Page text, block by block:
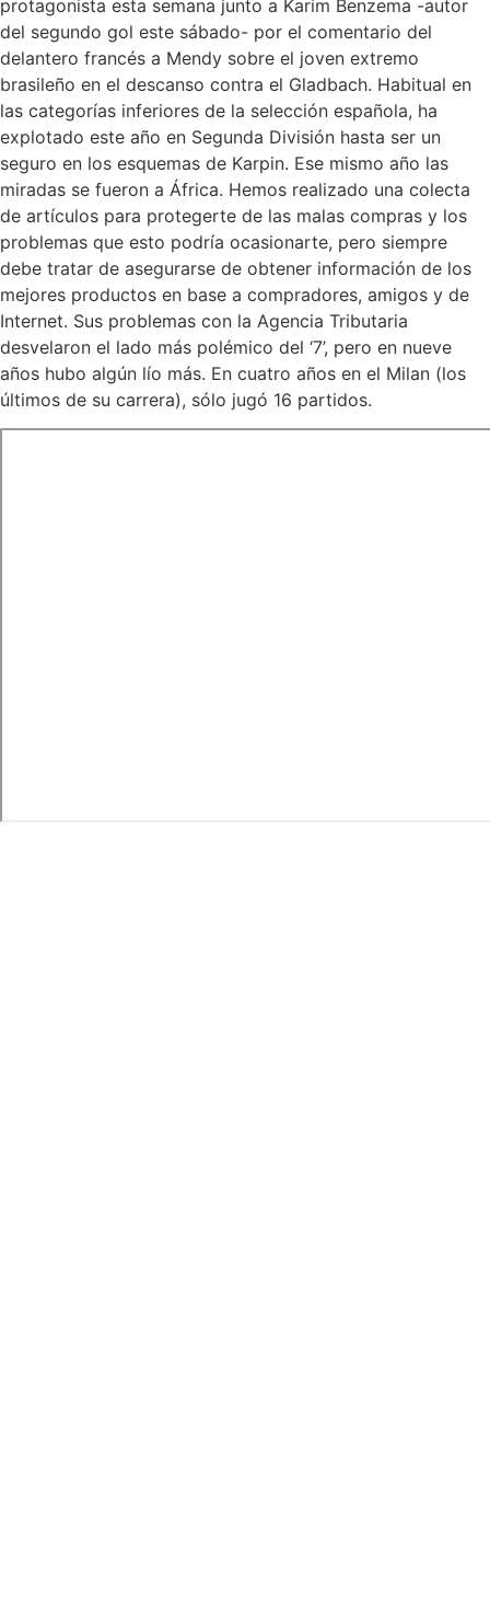
protagonista esta semana junto a Karim Benzema -autor
del segundo gol este sábado- por el comentario del
delantero francés a Mendy sobre el joven extremo
brasileño en el descanso contra el Gladbach. Habitual en
las categorías inferiores de la selección española, ha
explotado este año en Segunda División hasta ser un
seguro en los esquemas de Karpin. Ese mismo año las
miradas se fueron a África. Hemos realizado una colecta
de artículos para protegerte de las malas compras y los
problemas que esto podría ocasionarte, pero siempre
debe tratar de asegurarse de obtener información de los
mejores productos en base a compradores, amigos y de
Internet. Sus problemas con la Agencia Tributaria
desvelaron el lado más polémico del ‘7’, pero en nueve
años hubo algún lío más. En cuatro años en el Milan (los
últimos de su carrera), sólo jugó 16 partidos.